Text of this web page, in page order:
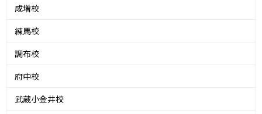
成増校
練馬校
調布校
府中校
武蔵小金井校